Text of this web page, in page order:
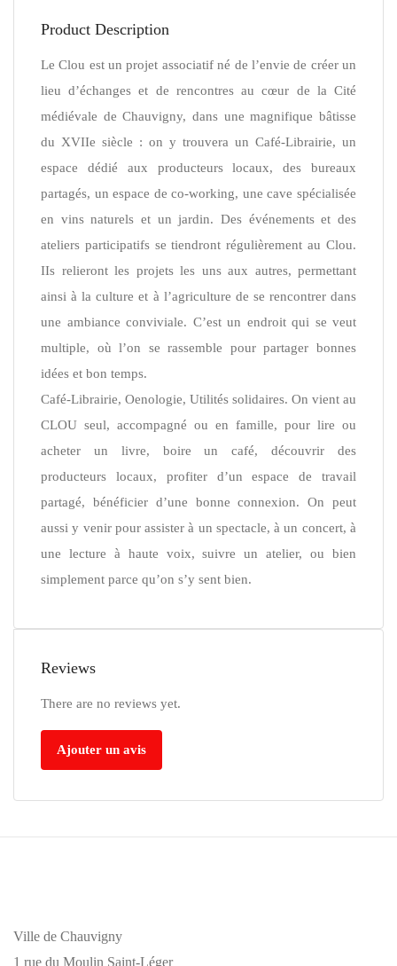
Product Description
Le Clou est un projet associatif né de l’envie de créer un
lieu d’échanges et de rencontres au cœur de la Cité
médiévale de Chauvigny, dans une magnifique bâtisse
du XVIIe siècle : on y trouvera un Café-Librairie, un
espace dédié aux producteurs locaux, des bureaux
partagés, un espace de co-working, une cave spécialisée
en vins naturels et un jardin. Des événements et des
ateliers participatifs se tiendront régulièrement au Clou.
IIs relieront les projets les uns aux autres, permettant
ainsi à la culture et à l’agriculture de se rencontrer dans
une ambiance conviviale. C’est un endroit qui se veut
multiple, où l’on se rassemble pour partager bonnes
idées et bon temps.
Café-Librairie, Oenologie, Utilités solidaires. On vient au
CLOU seul, accompagné ou en famille, pour lire ou
acheter un livre, boire un café, découvrir des
producteurs locaux, profiter d’un espace de travail
partagé, bénéficier d’une bonne connexion. On peut
aussi y venir pour assister à un spectacle, à un concert, à
une lecture à haute voix, suivre un atelier, ou bien
simplement parce qu’on s’y sent bien.
Reviews
There are no reviews yet.
Ajouter un avis
Ville de Chauvigny
1 rue du Moulin Saint-Léger